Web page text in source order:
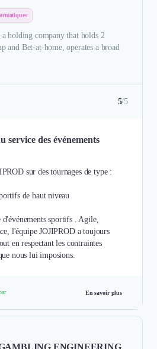
holding company that holds 2
and Bet-at-home, operates a broad
5/5
service des événements
sur des tournages de type :
de haut niveau
sportifs . Agile,
l'équipe JOJIPROD a toujours
en respectant les contraintes
nous lui imposions.
En savoir plus
ENGINEERING